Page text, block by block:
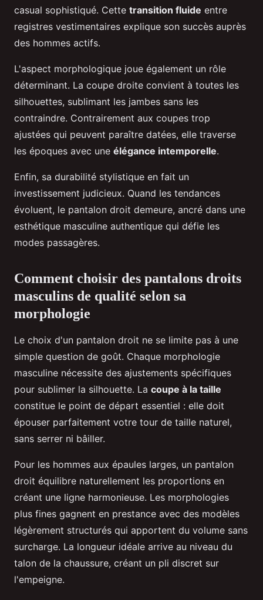
casual sophistiqué. Cette transition fluide entre
registres vestimentaires explique son succès auprès
des hommes actifs.
L'aspect morphologique joue également un rôle
déterminant. La coupe droite convient à toutes les
silhouettes, sublimant les jambes sans les
contraindre. Contrairement aux coupes trop
ajustées qui peuvent paraître datées, elle traverse
les époques avec une élégance intemporelle.
Enfin, sa durabilité stylistique en fait un
investissement judicieux. Quand les tendances
évoluent, le pantalon droit demeure, ancré dans une
esthétique masculine authentique qui défie les
modes passagères.
Comment choisir des pantalons droits
masculins de qualité selon sa
morphologie
Le choix d'un pantalon droit ne se limite pas à une
simple question de goût. Chaque morphologie
masculine nécessite des ajustements spécifiques
pour sublimer la silhouette. La coupe à la taille
constitue le point de départ essentiel : elle doit
épouser parfaitement votre tour de taille naturel,
sans serrer ni bâiller.
Pour les hommes aux épaules larges, un pantalon
droit équilibre naturellement les proportions en
créant une ligne harmonieuse. Les morphologies
plus fines gagnent en prestance avec des modèles
légèrement structurés qui apportent du volume sans
surcharge. La longueur idéale arrive au niveau du
talon de la chaussure, créant un pli discret sur
l'empeigne.